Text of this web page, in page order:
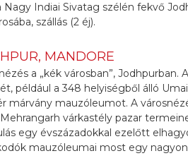
Nagy Indiai Sivatag szélén fekvő
szállás (2 éj).
MANDORE
a „kék városban”, Jodhpurban.
például a 348 helyiségből álló
márvány mauzóleumot. A
várkastély pazar
egy évszázadokkal ezelőtt
mauzóleumai most egy